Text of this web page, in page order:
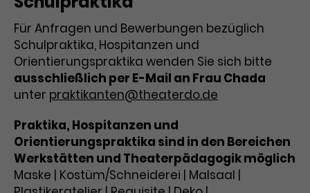
Für Anfragen und Bewerbungen bezüglich
Schulpraktika, Hospitanzen und
Orientierungspraktika wenden Sie sich bitte
ausschließlich per E-Mail an Frau Chada
unter praktikanten@theaterdo.de
Praktika, Hospitanzen und
Orientierungspraktika sind in den Bereichen
Werkstätten und Theaterpädagogik möglich
Maske | Kostüm/Schneiderei | Malsaal |